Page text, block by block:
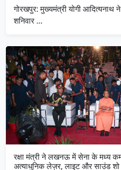
गोरखपुर: मुख्यमंत्री योगी आदित्यनाथ
शनिवार …
रक्षा मंत्री ने लखनऊ में सेना के मध्य
अत्याधुनिक लेज़र, लाइट और साउंड शो